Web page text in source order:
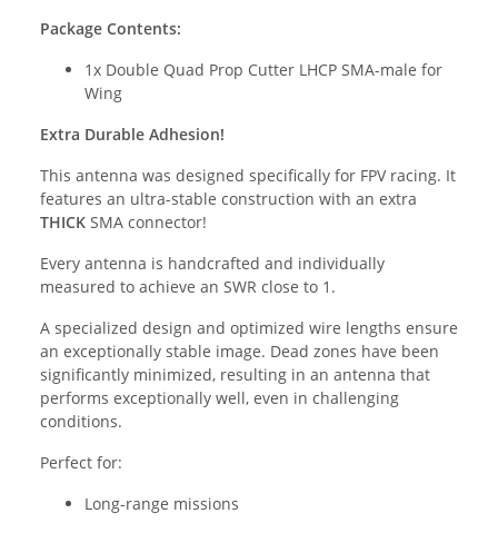
Package Contents:
1x Double Quad Prop Cutter LHCP SMA-male for
Wing
Extra Durable Adhesion!
This antenna was designed specifically for FPV racing. It
features an ultra-stable construction with an extra
THICK SMA connector!
Every antenna is handcrafted and individually
measured to achieve an SWR close to 1.
A specialized design and optimized wire lengths ensure
an exceptionally stable image. Dead zones have been
significantly minimized, resulting in an antenna that
performs exceptionally well, even in challenging
conditions.
Perfect for:
Long-range missions